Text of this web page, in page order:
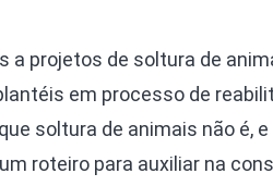
projetos de soltura de
em processo de
soltura de animais não é,
roteiro para auxiliar na